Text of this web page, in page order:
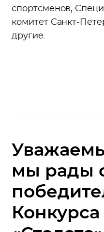
спортсменов,
комитет Санкт-
другие.
мы рады
Конкурса